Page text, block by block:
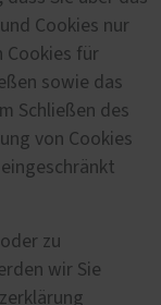
Cookies nur
Cookies für
sowie das
Schließen des
von Cookies
zu
wir Sie